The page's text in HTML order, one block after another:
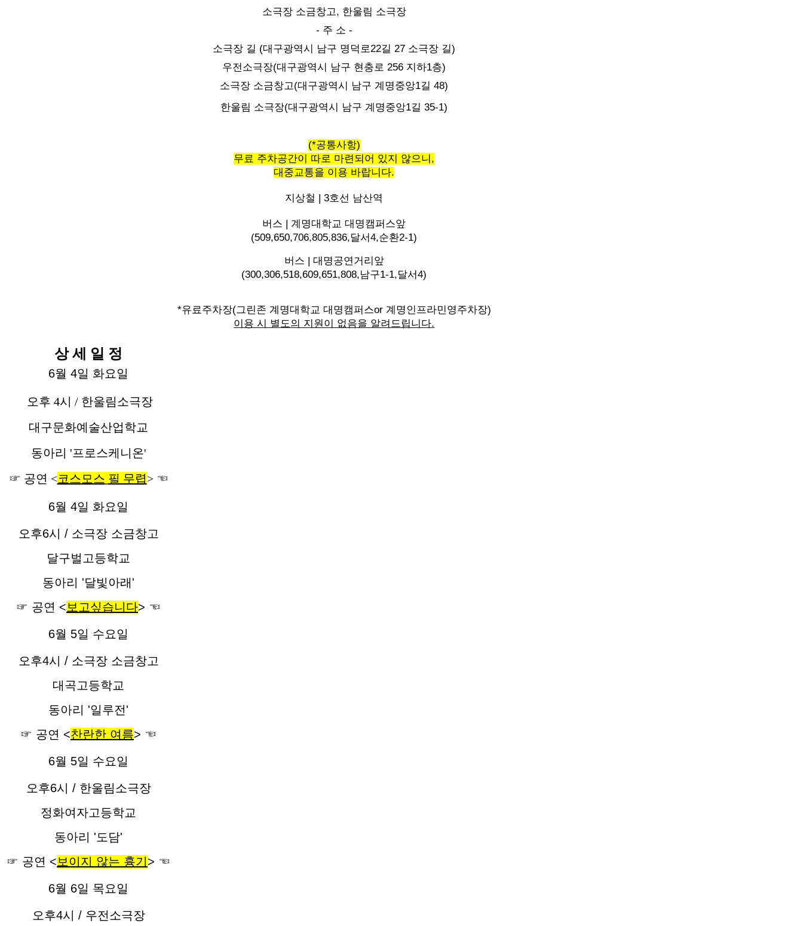
소극장 소금창고, 한울림 소극장
- 주 소 -
소극장 길 (대구광역시 남구 명덕로22길 27 소극장 길)
우전소극장(대구광역시 남구 현충로 256 지하1층)
소극장 소금창고(대구광역시 남구 계명중앙1길 48)
한울림 소극장(대구광역시 남구 계명중앙1길 35-1)
(*공통사항)
무료 주차공간이 따로 마련되어 있지 않으니,
대중교통을 이용 바랍니다.
지상철 | 3호선 남산역
버스 | 계명대학교 대명캠퍼스앞
(509,650,706,805,836,달서4,순환2-1)
버스 | 대명공연거리앞
(300,306,518,609,651,808,남구1-1,달서4)
*유료주차장(그린존 계명대학교 대명캠퍼스or 계명인프라민영주차장)
이용 시 별도의 지원이 없음을 알려드립니다.
상 세 일 정
6월 4일 화요일
오후 4시 / 한울림소극장
대구문화예술산업학교
동아리 '프로스케니온'
☞ 공연 <코스모스 필 무렵> ☜
6월 4일 화요일
오후6시 / 소극장 소금창고
달구벌고등학교
동아리 '달빛아래'
☞ 공연 <보고싶습니다> ☜
6월 5일 수요일
오후4시 / 소극장 소금창고
대곡고등학교
동아리 '일루전'
☞ 공연 <찬란한 여름> ☜
6월 5일 수요일
오후6시 / 한울림소극장
정화여자고등학교
동아리 '도담'
☞ 공연 <보이지 않는 흉기 > ☜
6월 6일 목요일
오후4시 / 우전소극장